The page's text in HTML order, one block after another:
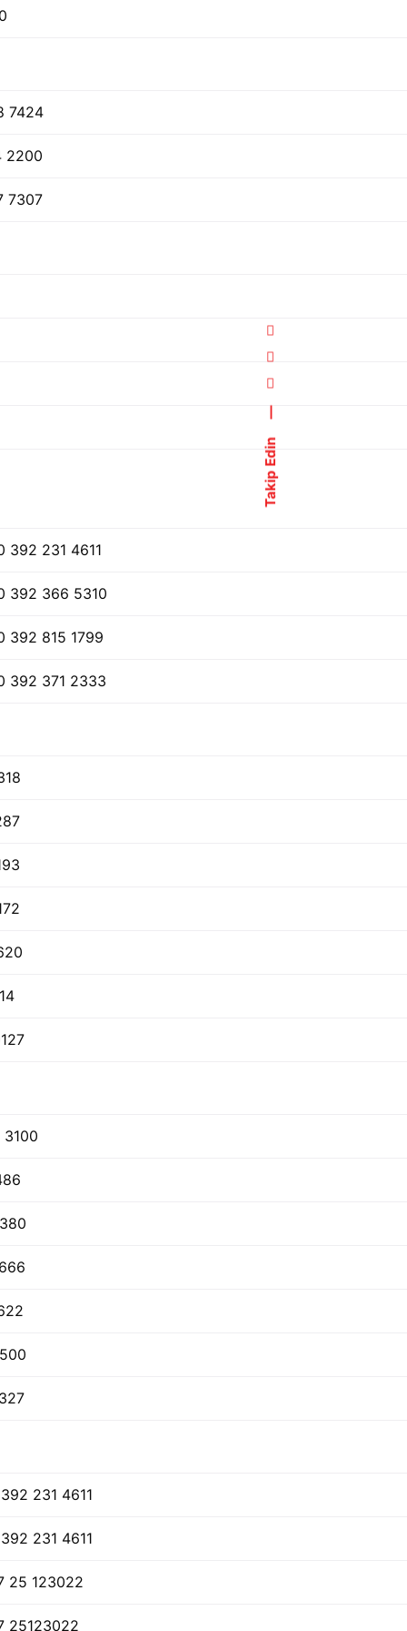
Takip Edin
7424
2200
7307
392 231 4611
392 366 5310
392 815 1799
392 371 2333
231 4611
231 4611
25 123022
25123022